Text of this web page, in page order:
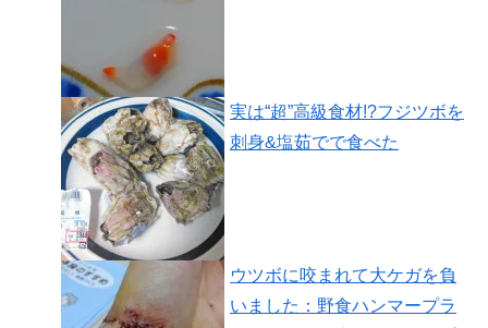
実は“超”高級食材!?フジツボを
刺身&塩茹でで食べた
ウツボに咬まれて大ケガを負
いました：野食ハンマープラ